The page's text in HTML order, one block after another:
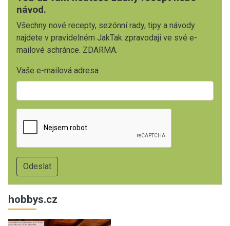
návod.
Všechny nové recepty, sezónní rady, tipy a návody
najdete v pravidelném JakTak zpravodaji ve své e-
mailové schránce. ZDARMA.
Vaše e-mailová adresa
hobbys.cz